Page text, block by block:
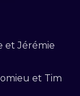
et Jérémie
et Tim